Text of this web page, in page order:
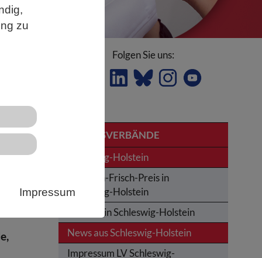
zu
Impressum
Folgen Sie uns:
LANDESVERBÄNDE
Schleswig-Holstein
Karl-von-Frisch-Preis in
Schleswig-Holstein
Termine in Schleswig-Holstein
News aus Schleswig-Holstein
Impressum LV Schleswig-